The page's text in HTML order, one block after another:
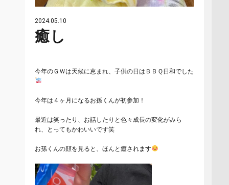
2024.05.10
癒し
今年のＧＷは天候に恵まれ、子供の日はＢＢＱ日和でした
今年は４ヶ月になるお孫くんが初参加！
最近は笑ったり、お話したりと色々成長の変化がみら
れ、とってもかわいいです笑
お孫くんの顔を見ると、ほんと癒されます